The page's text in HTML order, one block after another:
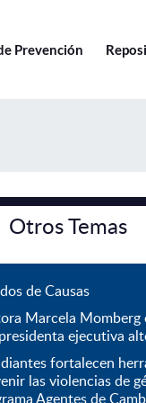
Prevención
Otros Temas
de Causas
Marcela Momberg
ejecutiva
fortalecen
las violencias de
Agentes de